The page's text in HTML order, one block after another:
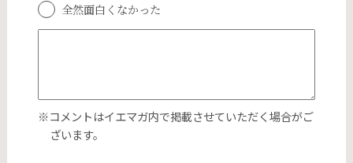
全然面白くなかった
※コメントはイエマガ内で掲載させていただく場合がご
ざいます。